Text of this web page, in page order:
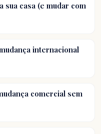
sua casa (e mudar com
internacional
comercial sem